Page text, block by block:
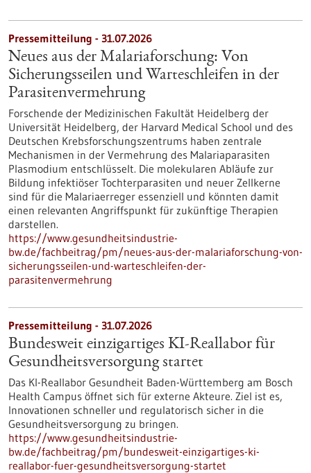
Pressemitteilung - 31.07.2026
Neues aus der Malariaforschung: Von
Sicherungsseilen und Warteschleifen in der
Parasitenvermehrung
Forschende der Medizinischen Fakultät Heidelberg der
Universität Heidelberg, der Harvard Medical School und des
Deutschen Krebsforschungszentrums haben zentrale
Mechanismen in der Vermehrung des Malariaparasiten
Plasmodium entschlüsselt. Die molekularen Abläufe zur
Bildung infektiöser Tochterparasiten und neuer Zellkerne
sind für die Malariaerreger essenziell und könnten damit
einen relevanten Angriffspunkt für zukünftige Therapien
darstellen.
https://www.gesundheitsindustrie-
bw.de/fachbeitrag/pm/neues-aus-der-malariaforschung-von-
sicherungsseilen-und-warteschleifen-der-
parasitenvermehrung
Pressemitteilung - 31.07.2026
Bundesweit einzigartiges KI-Reallabor für
Gesundheits­versorgung startet
Das KI-Reallabor Gesundheit Baden-Württemberg am Bosch
Health Campus öffnet sich für externe Akteure. Ziel ist es,
Innovationen schneller und regulatorisch sicher in die
Gesundheitsversorgung zu bringen.
https://www.gesundheitsindustrie-
bw.de/fachbeitrag/pm/bundesweit-einzigartiges-ki-
reallabor-fuer-gesundheitsversorgung-startet